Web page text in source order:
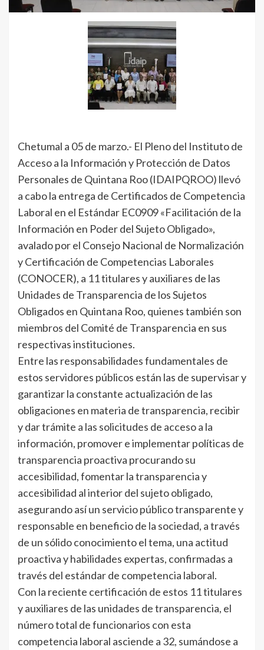
Chetumal a 05 de marzo.- El Pleno del Instituto de
Acceso a la Información y Protección de Datos
Personales de Quintana Roo (IDAIPQROO) llevó
a cabo la entrega de Certificados de Competencia
Laboral en el Estándar EC0909 «Facilitación de la
Información en Poder del Sujeto Obligado»,
avalado por el Consejo Nacional de Normalización
y Certificación de Competencias Laborales
(CONOCER), a 11 titulares y auxiliares de las
Unidades de Transparencia de los Sujetos
Obligados en Quintana Roo, quienes también son
miembros del Comité de Transparencia en sus
respectivas instituciones.
Entre las responsabilidades fundamentales de
estos servidores públicos están las de supervisar y
garantizar la constante actualización de las
obligaciones en materia de transparencia, recibir
y dar trámite a las solicitudes de acceso a la
información, promover e implementar políticas de
transparencia proactiva procurando su
accesibilidad, fomentar la transparencia y
accesibilidad al interior del sujeto obligado,
asegurando así un servicio público transparente y
responsable en beneficio de la sociedad, a través
de un sólido conocimiento el tema, una actitud
proactiva y habilidades expertas, confirmadas a
través del estándar de competencia laboral.
Con la reciente certificación de estos 11 titulares
y auxiliares de las unidades de transparencia, el
número total de funcionarios con esta
competencia laboral asciende a 32, sumándose a